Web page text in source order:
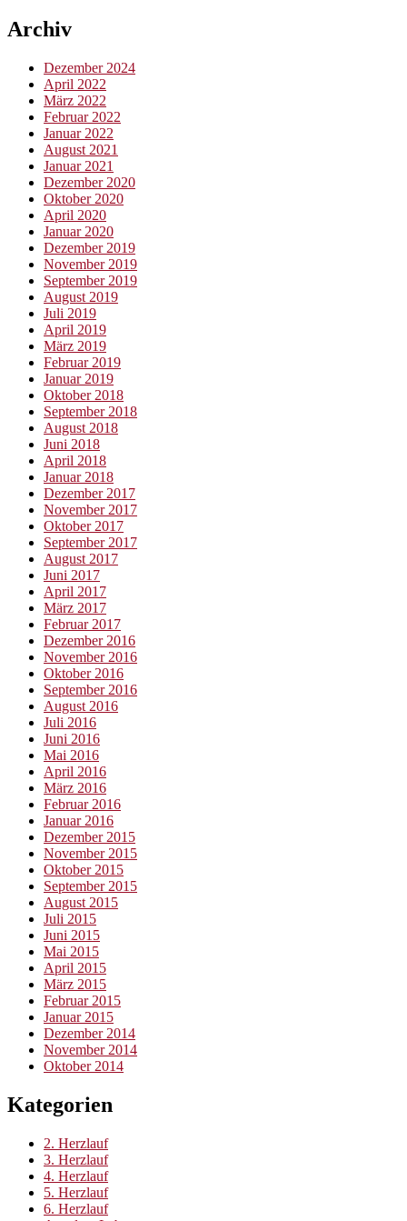
Archiv
Dezember 2024
April 2022
März 2022
Februar 2022
Januar 2022
August 2021
Januar 2021
Dezember 2020
Oktober 2020
April 2020
Januar 2020
Dezember 2019
November 2019
September 2019
August 2019
Juli 2019
April 2019
März 2019
Februar 2019
Januar 2019
Oktober 2018
September 2018
August 2018
Juni 2018
April 2018
Januar 2018
Dezember 2017
November 2017
Oktober 2017
September 2017
August 2017
Juni 2017
April 2017
März 2017
Februar 2017
Dezember 2016
November 2016
Oktober 2016
September 2016
August 2016
Juli 2016
Juni 2016
Mai 2016
April 2016
März 2016
Februar 2016
Januar 2016
Dezember 2015
November 2015
Oktober 2015
September 2015
August 2015
Juli 2015
Juni 2015
Mai 2015
April 2015
März 2015
Februar 2015
Januar 2015
Dezember 2014
November 2014
Oktober 2014
Kategorien
2. Herzlauf
3. Herzlauf
4. Herzlauf
5. Herzlauf
6. Herzlauf